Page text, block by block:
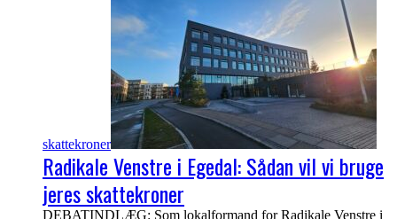
skattekroner
Radikale Venstre i Egedal: Sådan vil vi bruge
jeres skattekroner
DEBATINDLÆG: Som lokalformand for Radikale Venstre i